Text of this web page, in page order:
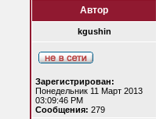
Автор
kgushin
Зарегистрирован:
Понедельник 11 Март 2013
03:09:46 PM
Сообщения: 279